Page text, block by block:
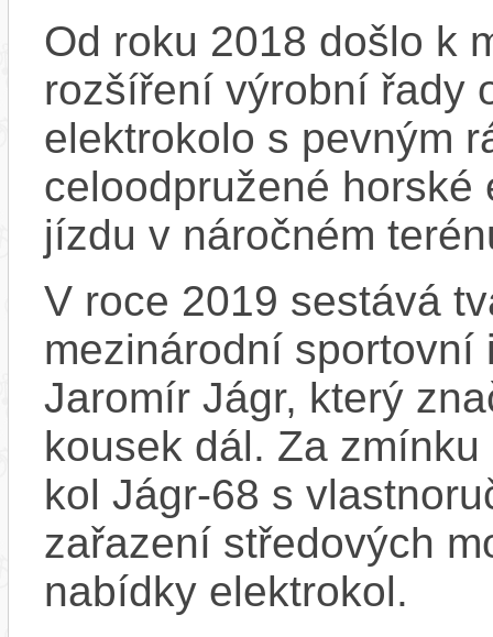
Od roku 2018 došlo k
rozšíření výrobní řady
elektrokolo s pevným
celoodpružené
jízdu v náročném
V roce 2019 sestává
mezinárodní sportovní
Jaromír Jágr, který
kousek dál. Za
kol Jágr-68 s
zařazení středových
nabídky elektrokol.